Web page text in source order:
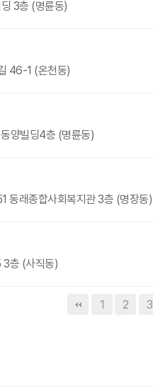
3층 (명륜동)
46-1 (온천동)
양빌딩4층 (명륜동)
동래종합사회복지관 3층 (명장동)
3층 (사직동)
1 2 3